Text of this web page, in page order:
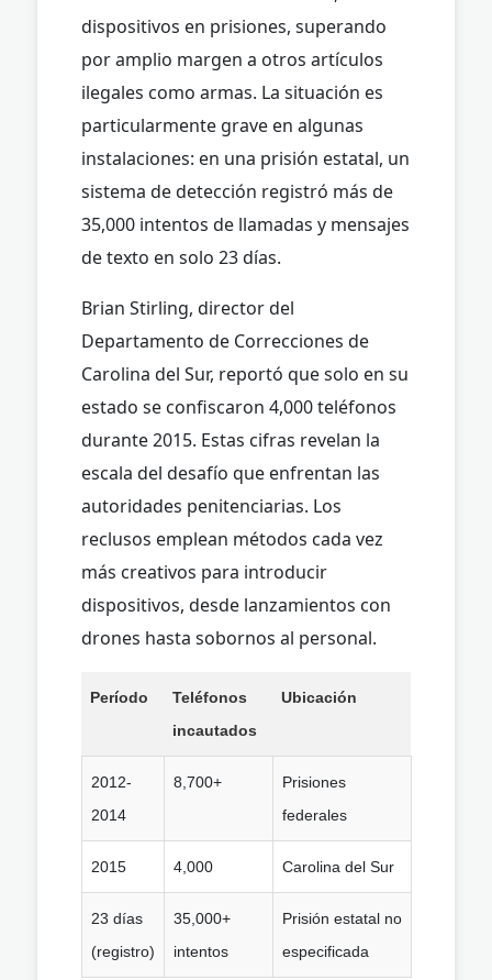
dispositivos en prisiones, superando
por amplio margen a otros artículos
ilegales como armas. La situación es
particularmente grave en algunas
instalaciones: en una prisión estatal, un
sistema de detección registró más de
35,000 intentos de llamadas y mensajes
de texto en solo 23 días.
Brian Stirling, director del
Departamento de Correcciones de
Carolina del Sur, reportó que solo en su
estado se confiscaron 4,000 teléfonos
durante 2015. Estas cifras revelan la
escala del desafío que enfrentan las
autoridades penitenciarias. Los
reclusos emplean métodos cada vez
más creativos para introducir
dispositivos, desde lanzamientos con
drones hasta sobornos al personal.
Período
Teléfonos
incautados
Ubicación
2012-
2014
8,700+
Prisiones
federales
2015 4,000 Carolina del Sur
23 días
(registro)
35,000+
intentos
Prisión estatal no
especificada